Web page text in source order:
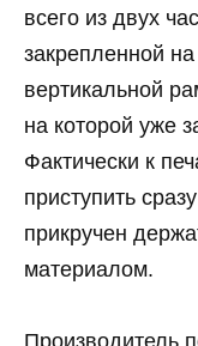
всего из двух
закрепленной
вертикальной
на которой уже
Фактически к
приступить
прикручен
материалом.